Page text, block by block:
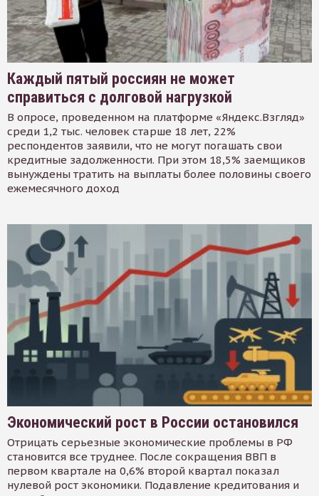
Каждый пятый россиян не может
справиться с долговой нагрузкой
В опросе, проведенном на платформе «Яндекс.Взгляд»
среди 1,2 тыс. человек старше 18 лет, 22%
респондентов заявили, что не могут погашать свои
кредитные задолженности. При этом 18,5% заемщиков
вынуждены тратить на выплаты более половины своего
ежемесячного доход
Экономический рост в России остановился
Отрицать серьезные экономические проблемы в РФ
становится все труднее. После сокращения ВВП в
первом квартале на 0,6% второй квартал показал
нулевой рост экономики. Подавление кредитования и